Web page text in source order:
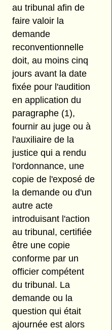
au tribunal afin de
faire valoir la
demande
reconventionnelle
doit, au moins cinq
jours avant la date
fixée pour l'audition
en application du
paragraphe (1),
fournir au juge ou à
l'auxiliaire de la
justice qui a rendu
l'ordonnance, une
copie de l'exposé de
la demande ou d'un
autre acte
introduisant l'action
au tribunal, certifiée
être une copie
conforme par un
officier compétent
du tribunal. La
demande ou la
question qui était
ajournée est alors